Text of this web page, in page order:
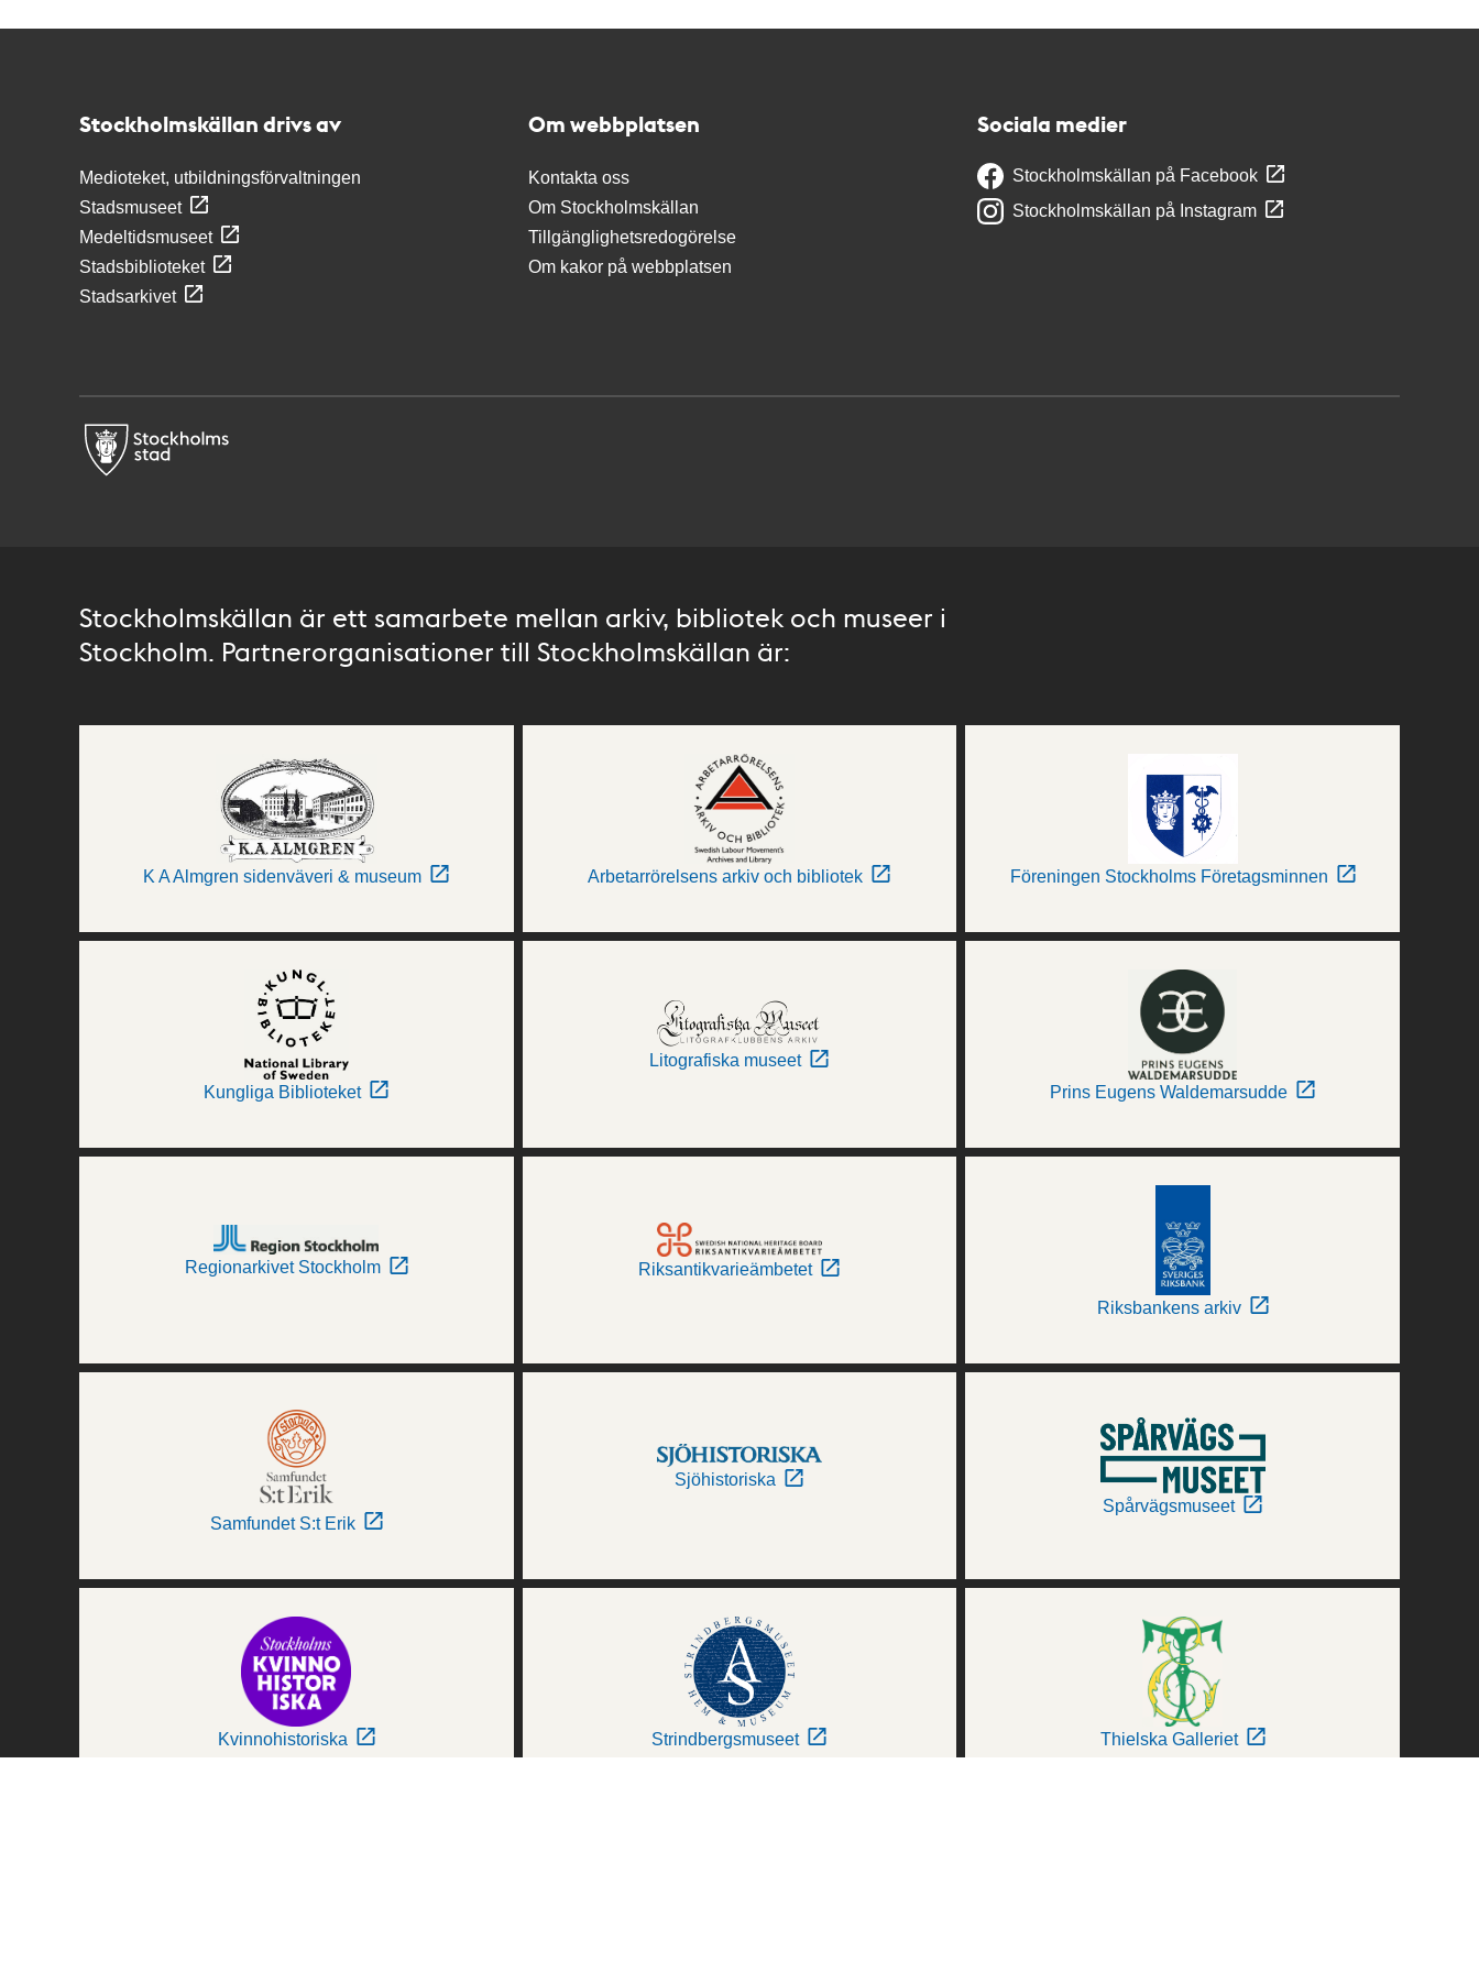
Stockholmskällan drivs av
Medioteket, utbildningsförvaltningen
Stadsmuseet
Medeltidsmuseet
Stadsbiblioteket
Stadsarkivet
Om webbplatsen
Kontakta oss
Om Stockholmskällan
Tillgänglighetsredogörelse
Om kakor på webbplatsen
Sociala medier
Stockholmskällan på Facebook
Stockholmskällan på Instagram
Stockholmskällan är ett samarbete mellan arkiv, bibliotek och museer i
Stockholm. Partnerorganisationer till Stockholmskällan är:
K A Almgren sidenväveri & museum Arbetarrörelsens arkiv och bibliotek Föreningen Stockholms Företagsminnen
Kungliga Biblioteket
Litografiska museet
Prins Eugens Waldemarsudde
Regionarkivet Stockholm Riksantikvarieämbetet
Riksbankens arkiv
Samfundet S:t Erik
Sjöhistoriska
Spårvägsmuseet
Kvinnohistoriska Strindbergsmuseet Thielska Galleriet